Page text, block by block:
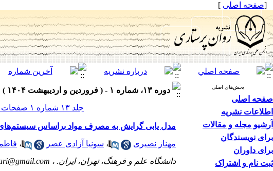
[صفحه اصلی ]
بخش‌های اصلی
صفحه اصلی
اطلاعات نشریه
آرشیو مجله و مقالات
برای نویسندگان
برای داوران
ثبت نام و اشتراک
دوره ۱۳، شماره ۱ - ( فروردین و اردیبهشت ۱۴۰۴ )
جلد ۱۳ شماره ۱ صفحات ۶۱-۴۸
مدل یابی گرایش به مصرف مواد براساس سیستم‌های
مهناز نصیری ، سونیا آزادی عصر ،
دانشگاه علم و فرهنگ، تهران، ایران. ،